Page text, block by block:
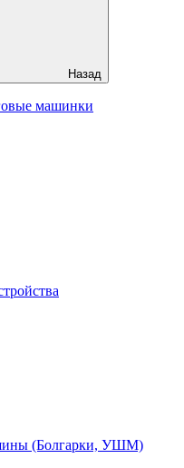
Назад
машинки
(Болгарки, УШМ)